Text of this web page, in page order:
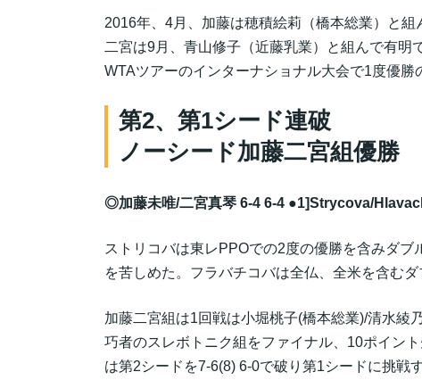
2016年、4月、加藤は穂積絵莉（橋本総業）と組
二宮は9月、青山修子（近藤乳業）と組んで有明
WTAツアーのインターナショナル大会で1度優勝
第2、第1シード連破
ノーシード加藤二宮組優勝
◎加藤未唯/二宮真琴 6-4 6-4 ●1]Strycova/
ストリコバは東レPPOでの2度の優勝を含みダ
を苦しめた。フラバチコバは全仏、全米を含む
加藤二宮組は1回戦は小堀桃子(橋本総業)/清水綾
巧者のスレボトニク組をファイナル、10ポイン
は第2シードを7-6(8) 6-0で破り第1シードに挑戦す